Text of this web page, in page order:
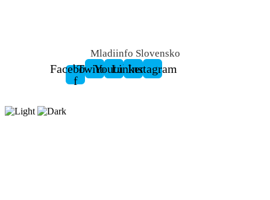
Mladiinfo Slovensko
Facebook-
f
TwitterYoutube
Linkedin
Instagram